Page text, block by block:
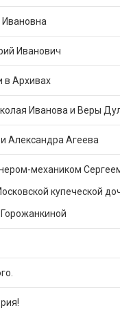
Ивановна
Иванович
в Архивах
Иванова и Веры
Александра Агеева
механиком
купеческой